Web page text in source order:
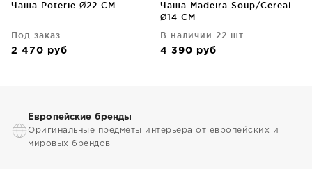
Чаша Poterie Ø22 CM
Под заказ
2 470 руб
Чаша Madeira Soup/Cereal
Ø14 CM
В наличии 22 шт.
4 390 руб
Европейские бренды
Оригинальные предметы интерьера от европейских и
мировых брендов